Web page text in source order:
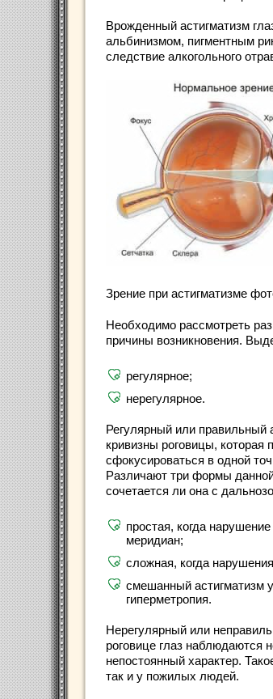
Врожденный астигматизм
альбинизмом, пигментным
следствие алкогольного
Зрение при астигматизме
Необходимо рассмотреть
причины возникновения.
регулярное;
нерегулярное.
Регулярный или правильный
кривизны роговицы, которая
сфокусироваться в одной
Различают три формы данной
сочетается ли она с
простая, когда
меридиан;
сложная, когда
смешанный астигматизм
гиперметропия.
Нерегулярный или
роговице глаз наблюдаются
непостоянный характер.
так и у пожилых людей.